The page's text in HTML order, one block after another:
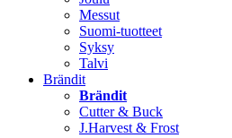
Messut
Suomi-tuotteet
Syksy
Talvi
Brändit
Brändit
Cutter & Buck
J.Harvest & Frost